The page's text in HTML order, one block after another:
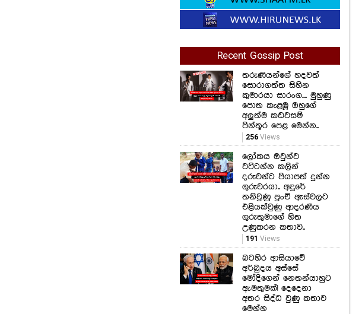
Recent Gossip Post
තරුණියන්ගේ හදවත්
සොරාගත්ත සිහින
කුමාරයා සාරංග.... මුහුණු
පොත කැළඹූ ඔහුගේ
අලුත්ම කඩවසම්
පින්තූර පෙළ මෙන්න..
256 Views
ලෝකය ඔවුන්ව
වට්ටන්න කලින්
දරුවන්ට පියාපත් දුන්න
ගුරුවරයා.. අඳුරේ
තනිවුණු පුංචි ඇස්වලට
එළියක්වුණු ආදරණීය
ගුරුතුමාගේ හිත
උණුකරන කතාව..
191 Views
බටහිර ආසියාවේ
අර්බුදය අස්සේ
මෝදිගෙන් නෙතන්යාහුට
ඇමතුමක්! දෙදෙනා
අතර සිද්ධ වුණු කතාව
මෙන්න